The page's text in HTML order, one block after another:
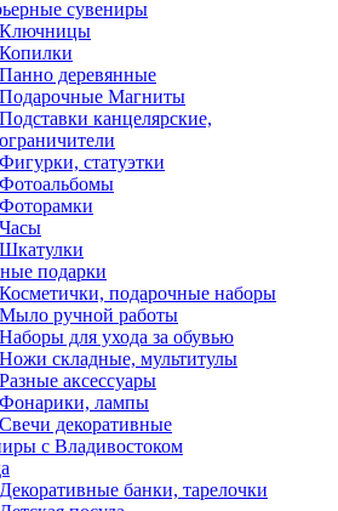
сувениры
Ключницы
Копилки
Панно деревянные
Подарочные Магниты
Подставки канцелярские,
ограничители
Фигурки, статуэтки
Фотоальбомы
Фоторамки
Часы
Шкатулки
подарки
Косметички, подарочные наборы
Мыло ручной работы
Наборы для ухода за обувью
Ножи складные, мультитулы
Разные аксессуары
Фонарики, лампы
Свечи декоративные
с Владивостоком
Декоративные банки, тарелочки